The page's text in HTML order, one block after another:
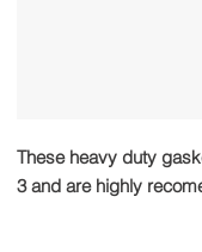
These heavy duty
3 and are highly